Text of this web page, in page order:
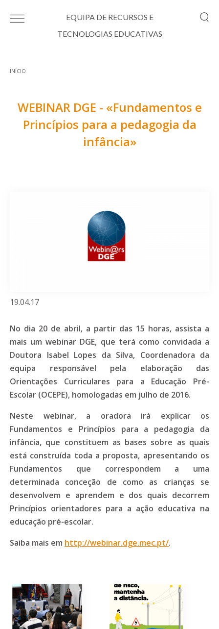
EQUIPA DE RECURSOS E
TECNOLOGIAS EDUCATIVAS
INÍCIO
WEBINAR DGE - «Fundamentos e
Princípios para a pedagogia da
infância»
19.04.17
No dia 20 de abril, a partir das 15 horas, assista a
mais um webinar DGE, que terá como convidada a
Doutora Isabel Lopes da Silva, Coordenadora da
equipa responsável pela elaboração
das
Orientações Curriculares para a Educação Pré-
Escolar (OCEPE), homologadas em julho de 2016.
Neste webinar, a oradora irá explicar os
Fundamentos e Princípios para a pedagogia da
infância, que constituem as bases sobre as quais
está construída toda a proposta, apresentando os
Fundamentos que correspondem a uma
determinada conceção de como as crianças se
desenvolvem e aprendem e dos quais decorrem
Princípios orientadores para a ação educativa na
educação pré-escolar.
Saiba mais em http://webinar.dge.mec.pt/.